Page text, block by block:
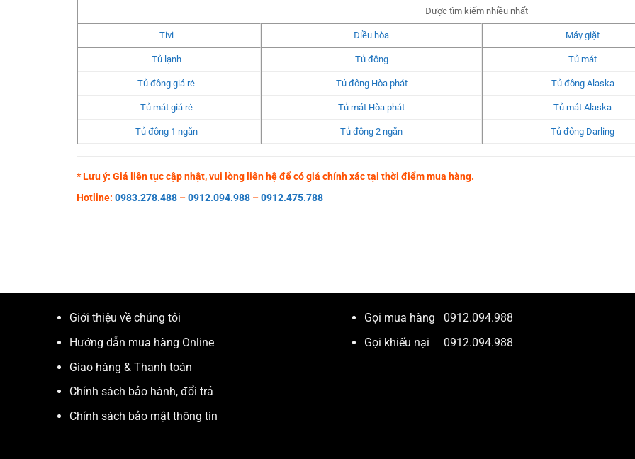
Được tìm kiếm nhiều nhất
Tivi Điều hòa Máy giặt
Tủ lạnh Tủ đông Tủ mát
Tủ đông giá rẻ Tủ đông Hòa phát Tủ đông Alaska
Tủ mát giá rẻ Tủ mát Hòa phát Tủ mát Alaska
Tủ đông 1 ngăn Tủ đông 2 ngăn Tủ đông Darling
* Lưu ý: Giá liên tục cập nhật, vui lòng liên hệ để có giá chính xác tại thời điểm mua hàng.
Hotline: 0983.278.488 –0912.094.988 –0912.475.788
Giới thiệu về chúng tôi
Hướng dẫn mua hàng Online
Giao hàng & Thanh toán
Chính sách bảo hành, đổi trả
Chính sách bảo mật thông tin
Gọi mua hàng 0912.094.988
Gọi khiếu nại 0912.094.988